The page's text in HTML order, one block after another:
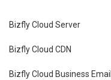
Bizfly Cloud Server
Bizfly Cloud CDN
Bizfly Cloud Business Email